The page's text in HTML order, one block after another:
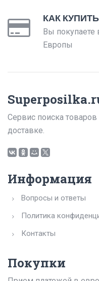
КАК
Вы покупаете
Европы
Сервис поиска
доставке.
Информация
Вопросы и ответы
Политика
Контакты
Покупки